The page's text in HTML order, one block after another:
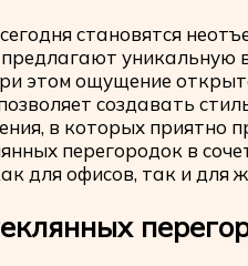
становятся
уникальную
этом ощущение
создавать
в которых приятно
перегородок в
для офисов, так и для